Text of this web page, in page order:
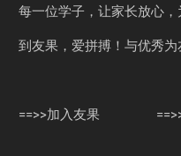
每一位学子，让家长放心，
到友果，爱拼搏！与优秀为
==>>加入友果